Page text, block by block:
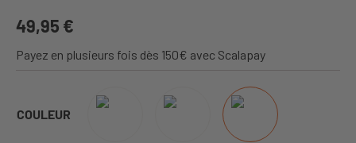
49,95 €
Payez en plusieurs fois dès 150€ avec Scalapay
COULEUR